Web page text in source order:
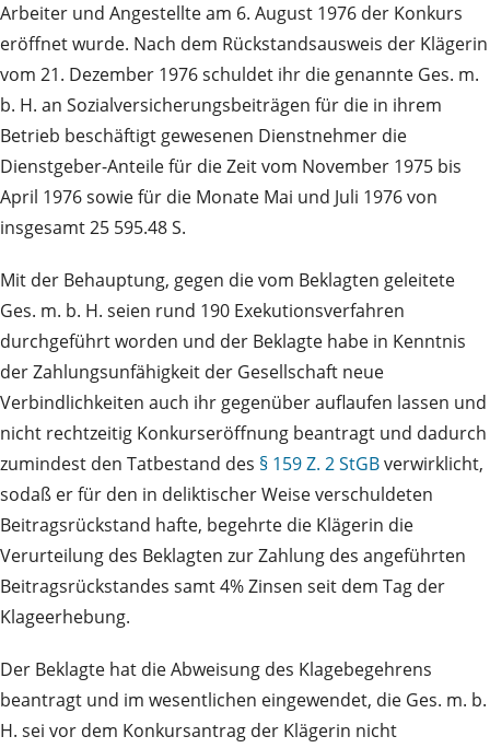
Arbeiter und Angestellte am 6. August 1976 der Konkurs
eröffnet wurde. Nach dem Rückstandsausweis der Klägerin
vom 21. Dezember 1976 schuldet ihr die genannte Ges. m.
b. H. an Sozialversicherungsbeiträgen für die in ihrem
Betrieb beschäftigt gewesenen Dienstnehmer die
Dienstgeber-Anteile für die Zeit vom November 1975 bis
April 1976 sowie für die Monate Mai und Juli 1976 von
insgesamt 25 595.48 S.
Mit der Behauptung, gegen die vom Beklagten geleitete
Ges. m. b. H. seien rund 190 Exekutionsverfahren
durchgeführt worden und der Beklagte habe in Kenntnis
der Zahlungsunfähigkeit der Gesellschaft neue
Verbindlichkeiten auch ihr gegenüber auflaufen lassen und
nicht rechtzeitig Konkurseröffnung beantragt und dadurch
zumindest den Tatbestand des § 159 Z. 2 StGBverwirklicht,
sodaß er für den in deliktischer Weise verschuldeten
Beitragsrückstand hafte, begehrte die Klägerin die
Verurteilung des Beklagten zur Zahlung des angeführten
Beitragsrückstandes samt 4% Zinsen seit dem Tag der
Klageerhebung.
Der Beklagte hat die Abweisung des Klagebegehrens
beantragt und im wesentlichen eingewendet, die Ges. m. b.
H. sei vor dem Konkursantrag der Klägerin nicht